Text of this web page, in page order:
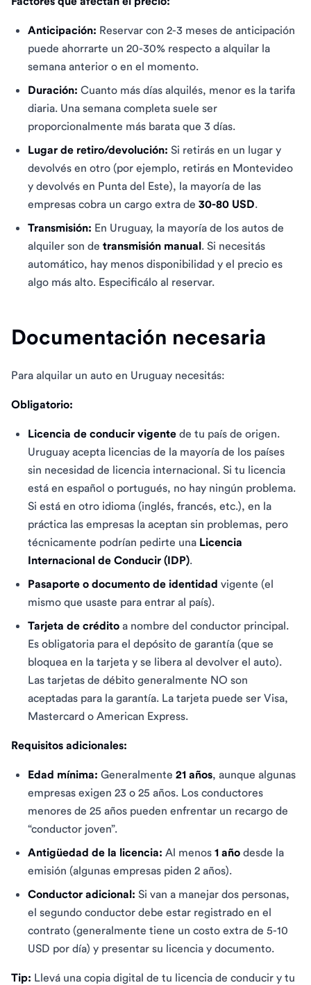
Anticipación: Reservar con 2-3 meses de anticipación
puede ahorrarte un 20-30% respecto a alquilar la
semana anterior o en el momento.
Duración: Cuanto más días alquilés, menor es la tarifa
diaria. Una semana completa suele ser
proporcionalmente más barata que 3 días.
Lugar de retiro/devolución: Si retirás en un lugar y
devolvés en otro (por ejemplo, retirás en Montevideo
y devolvés en Punta del Este), la mayoría de las
empresas cobra un cargo extra de 30-80 USD.
Transmisión: En Uruguay, la mayoría de los autos de
alquiler son de transmisión manual. Si necesitás
automático, hay menos disponibilidad y el precio es
algo más alto. Especificálo al reservar.
Documentación necesaria
Para alquilar un auto en Uruguay necesitás:
Obligatorio:
Licencia de conducir vigente de tu país de origen.
Uruguay acepta licencias de la mayoría de los países
sin necesidad de licencia internacional. Si tu licencia
está en español o portugués, no hay ningún problema.
Si está en otro idioma (inglés, francés, etc.), en la
práctica las empresas la aceptan sin problemas, pero
técnicamente podrían pedirte una Licencia
Internacional de Conducir (IDP).
Pasaporte o documento de identidad vigente (el
mismo que usaste para entrar al país).
Tarjeta de crédito a nombre del conductor principal.
Es obligatoria para el depósito de garantía (que se
bloquea en la tarjeta y se libera al devolver el auto).
Las tarjetas de débito generalmente NO son
aceptadas para la garantía. La tarjeta puede ser Visa,
Mastercard o American Express.
Requisitos adicionales:
Edad mínima: Generalmente 21 años, aunque algunas
empresas exigen 23 o 25 años. Los conductores
menores de 25 años pueden enfrentar un recargo de
“conductor joven”.
Antigüedad de la licencia: Al menos 1 año desde la
emisión (algunas empresas piden 2 años).
Conductor adicional: Si van a manejar dos personas,
el segundo conductor debe estar registrado en el
contrato (generalmente tiene un costo extra de 5-10
USD por día) y presentar su licencia y documento.
Tip: Llevá una copia digital de tu licencia de conducir y tu